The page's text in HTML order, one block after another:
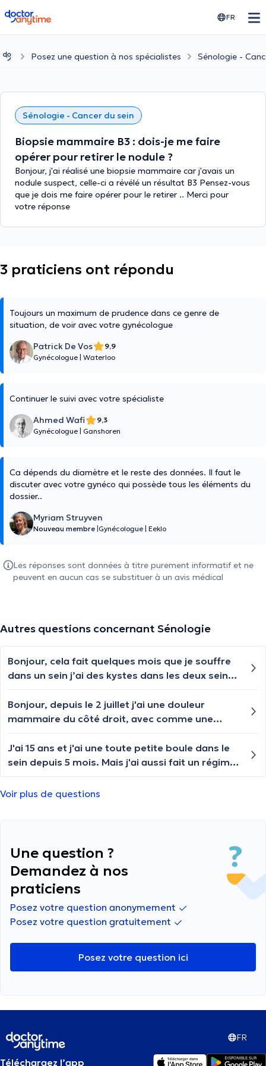
doctoranytime FR
Posez une question à nos spécialistes Sénologie -
Sénologie - Cancer du sein
Biopsie mammaire B3 : dois-je me faire
opérer pour retirer le nodule ?
Bonjour, j'ai réalisé une biopsie mammaire car j'avais un
nodule suspect, celle-ci a révélé un résultat B3 Pensez-vous
que je dois me faire opérer pour le retirer .. Merci pour
votre réponse
3 praticiens ont répondu
Toujours un maximum de prudence dans ce genre de
situation, de voir avec votre gynécologue
Patrick De Vos
9,9
Gynécologue Waterloo
Continuer le suivi avec votre spécialiste
Ahmed Wafi
9,3
Gynécologue Ganshoren
Ca dépends du diamètre et le reste des données. Il faut le
discuter avec votre gynéco qui possède tous les éléments du
dossier..
Myriam Struyven
Nouveau membre Gynécologue Eeklo
Les réponses sont données à titre purement informatif et ne
peuvent en aucun cas se substituer à un avis médical
Autres questions concernant Sénologie
Bonjour, cela fait quelques mois que je souffre
dans un sein j’ai des kystes dans les deux seins
apparemment rien d’alarmant. Mais pourquoi je
souffre autant dans le sein droit et ça monte
traitements rien à faire la douleur est là 7/7 h
24h. Merci de votre retour
Bonjour, depuis le 2 juillet j'ai une douleur
mammaire du côté droit, avec comme une
antécédents de cancer du sein dans ma famille,
que dois-je faire ? Merci
J'ai 15 ans et j'ai une toute petite boule dans le
sein depuis 5 mois. Mais j'ai aussi fait un régime.
pourraient indiquer un cancer est-ce que je dois
Voir plus de questions
Une question ?
Demandez à nos
praticiens
Posez votre question anonymement
Posez votre question gratuitement
Posez votre question ici
FR
Téléchargez l’app